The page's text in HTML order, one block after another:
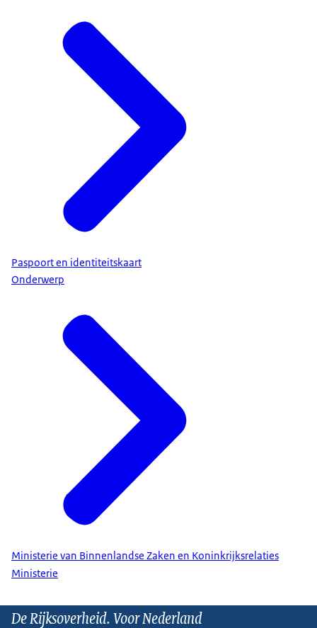
Paspoort en identiteitskaart
Onderwerp
Ministerie van Binnenlandse Zaken en Koninkrijksrelaties
Ministerie
De Rijksoverheid. Voor Nederland